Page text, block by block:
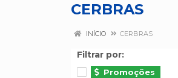
CERBRAS
INÍCIO CERBRAS
Filtrar por:
Promoções